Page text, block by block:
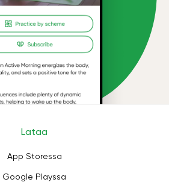
Lataa
App Storessa
Google Playssa